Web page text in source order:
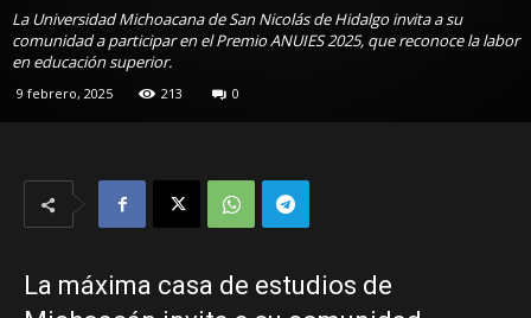
La Universidad Michoacana de San Nicolás de Hidalgo invita a su
comunidad a participar en el Premio ANUIES 2025, que reconoce la labor
en educación superior.
9 febrero, 2025 213 0
La máxima casa de estudios de